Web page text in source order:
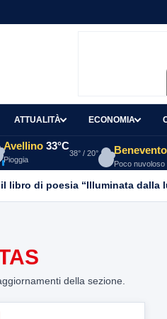
ATTUALITÀ ECONOMIA
Avellino 33°C
Pioggia
38° / 20° Benevento
Poco nuvoloso
libro di poesia “Illuminata dalla
della sezione.